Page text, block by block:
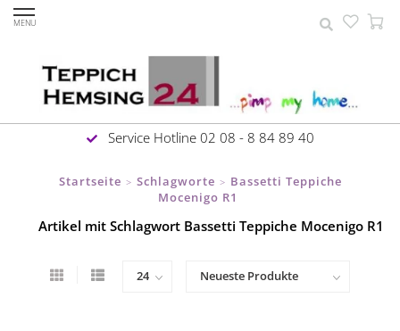
MENU
Service Hotline 02 08 - 8 84 89 40
Startseite > Schlagworte > Bassetti Teppiche
Mocenigo R1
Artikel mit Schlagwort Bassetti Teppiche Mocenigo R1